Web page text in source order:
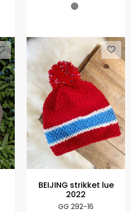
BEIJING strikket lue
2022
GG 292-16